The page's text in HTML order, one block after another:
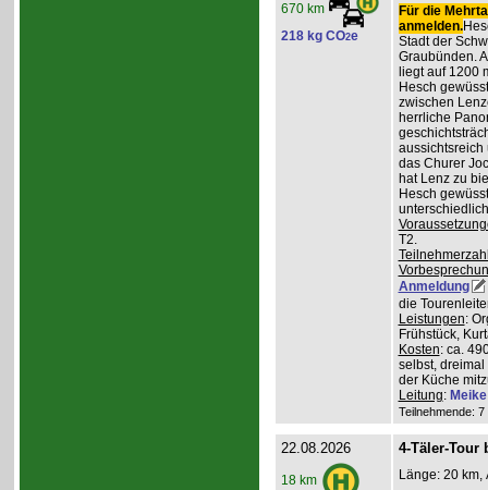
670 km
218 kg CO2e
Für die
anmelden.
Stadt der
Graubünden.
liegt auf 1200
Hesch
zwischen
herrliche
aussichtsreich
das Churer
hat Lenz zu
Hesch
T2.
Anmeldung
die
Leistungen:
Frühstück,
Kosten: ca.
selbst,
der Küche
Leitung:
Teilnehmende:
22.08.2026
18 km
4-Täler-Tour
Länge: 20 km,